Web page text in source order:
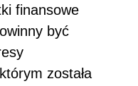
finansowe
być
została